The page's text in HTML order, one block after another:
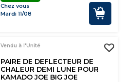
Chez vous
Mardi 11/08
Vendu à l'Unité
PAIRE DE DEFLECTEUR DE
CHALEUR DEMI LUNE POUR
KAMADO JOE BIG JOE